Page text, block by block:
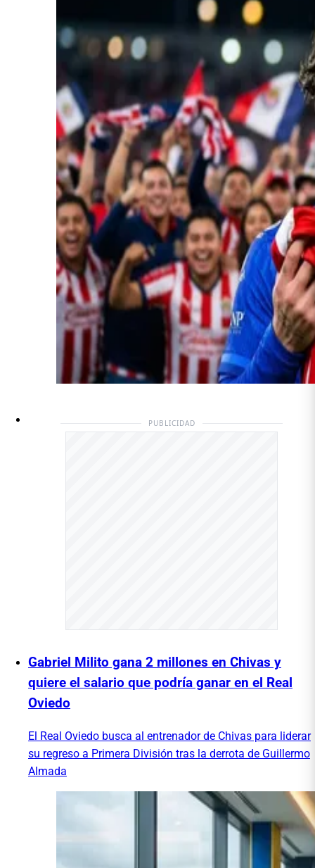
PUBLICIDAD
Gabriel Milito gana 2 millones en Chivas y
quiere el salario que podría ganar en el Real
Oviedo
El Real Oviedo busca al entrenador de Chivas para liderar
su regreso a Primera División tras la derrota de Guillermo
Almada